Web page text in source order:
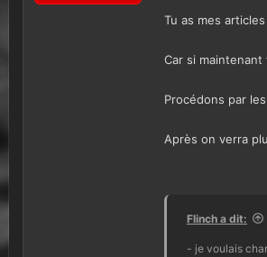
Tu as mes
Car si
Procédons par
Après on verra
Flinch a dit:
- je voulais